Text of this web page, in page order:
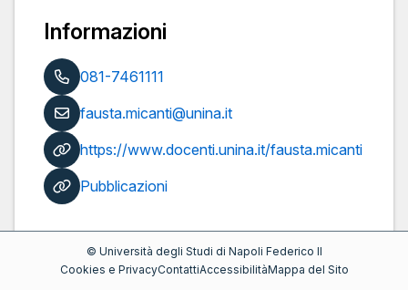
Informazioni
081-7461111
fausta.micanti@unina.it
https://www.docenti.unina.it/fausta.micanti
Pubblicazioni
© Università degli Studi di Napoli Federico II
Cookies e PrivacyContattiAccessibilitàMappa del Sito